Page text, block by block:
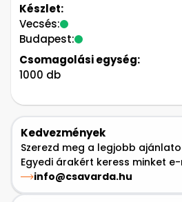
Készlet:
Vecsés:
Budapest:
Csomagolási egység:
1000 db
Kedvezmények
Szerezd meg a legjobb
Egyedi árakért keress minket
info@csavarda.hu